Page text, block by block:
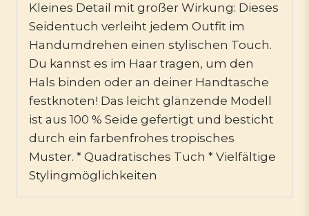
Kleines Detail mit großer Wirkung: Dieses
Seidentuch verleiht jedem Outfit im
Handumdrehen einen stylischen Touch.
Du kannst es im Haar tragen, um den
Hals binden oder an deiner Handtasche
festknoten! Das leicht glänzende Modell
ist aus 100 % Seide gefertigt und besticht
durch ein farbenfrohes tropisches
Muster. * Quadratisches Tuch * Vielfältige
Stylingmöglichkeiten